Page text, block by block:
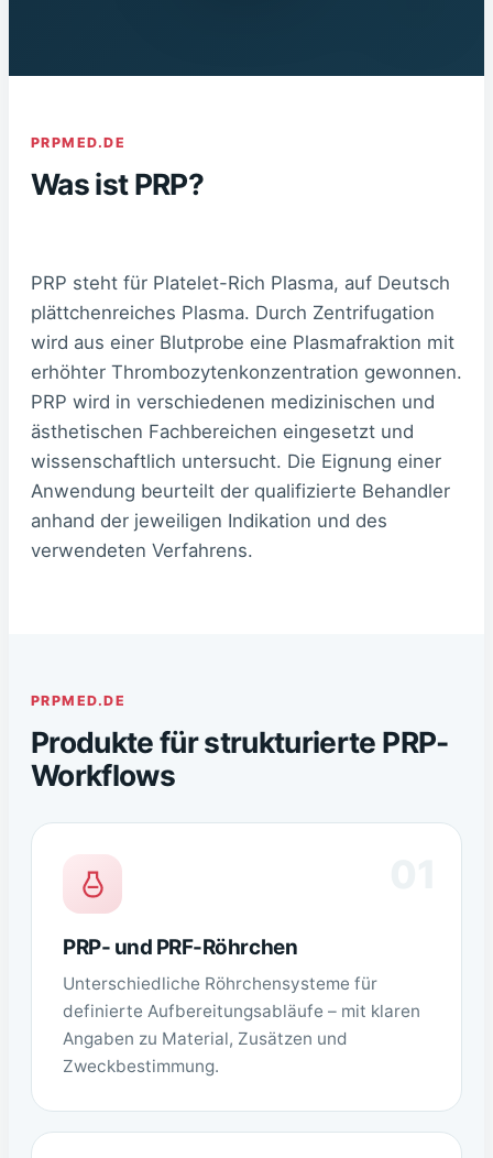
PRPMED.DE
Was ist PRP?
PRP steht für Platelet-Rich Plasma, auf Deutsch
plättchenreiches Plasma. Durch Zentrifugation
wird aus einer Blutprobe eine Plasmafraktion mit
erhöhter Thrombozytenkonzentration gewonnen.
PRP wird in verschiedenen medizinischen und
ästhetischen Fachbereichen eingesetzt und
wissenschaftlich untersucht. Die Eignung einer
Anwendung beurteilt der qualifizierte Behandler
anhand der jeweiligen Indikation und des
verwendeten Verfahrens.
PRPMED.DE
Produkte für strukturierte PRP-
Workflows
PRP- und PRF-Röhrchen
Unterschiedliche Röhrchensysteme für
definierte Aufbereitungsabläufe – mit klaren
Angaben zu Material, Zusätzen und
Zweckbestimmung.